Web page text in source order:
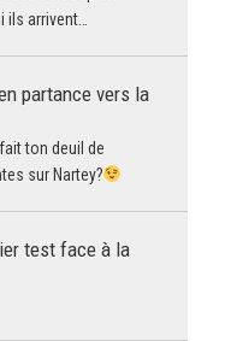
arrivent…
partance vers la
ton deuil de
sur Nartey?
test face à la